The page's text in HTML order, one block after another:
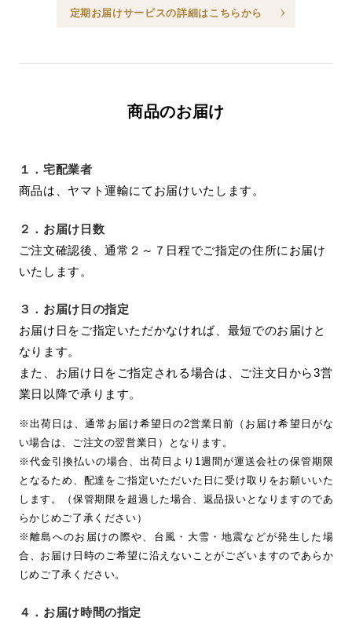
定期お届けサービスの詳細はこちらから
商品のお届け
１．宅配業者
商品は、ヤマト運輸にてお届けいたします。
２． お届け日数
ご注文確認後、通常２～７日程でご指定の住所にお届け
いたします。
３． お届け日の指定
お届け日をご指定いただかなければ、最短でのお届けと
なります。
また、お届け日をご指定される場合は、ご注文日から3営
業日以降で承ります。
※出荷日は、通常お届け希望日の2営業日前（お届け希望日がな
い場合は、ご注文の翌営業日）となります。
※代金引換払いの場合、出荷日より1週間が運送会社の保管期限
となるため、配達をご指定いただいた日に受け取りをお願いいた
します。（保管期限を超過した場合、返品扱いとなりますのであ
らかじめご了承ください）
※離島へのお届けの際や、台風・大雪・地震などが発生した場
合、お届け日時のご希望に沿えないことがございますのであらか
じめご了承ください。
４． お届け時間の指定